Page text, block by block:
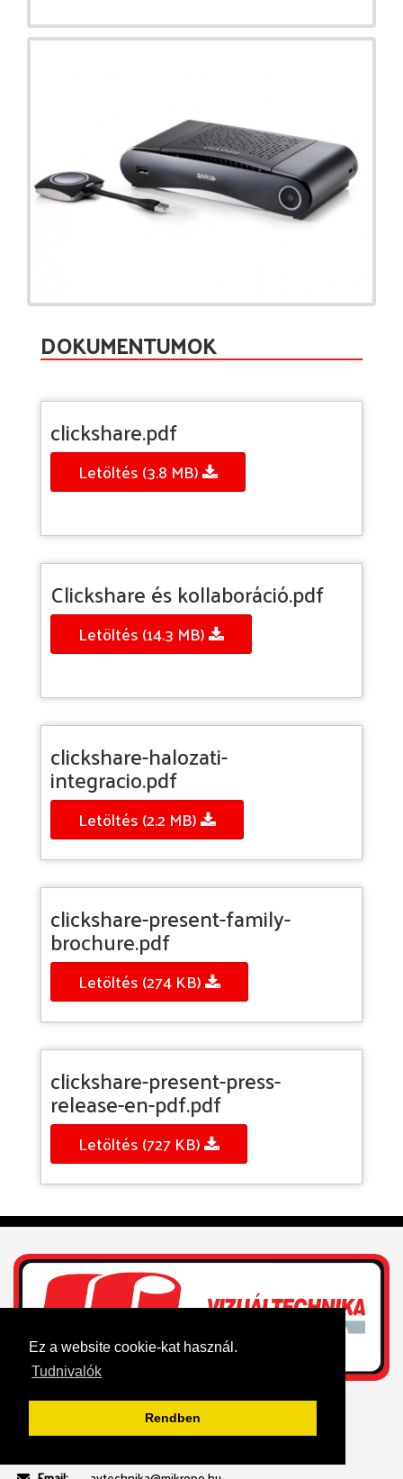
Ez a website cookie-kat használ.
Tudnivalók
Rendben
DOKUMENTUMOK
clickshare.pdf
Letöltés (3.8 MB)
Clickshare és kollaboráció.pdf
Letöltés (14.3 MB)
clickshare-halozati-
integracio.pdf
Letöltés (2.2 MB)
clickshare-present-family-
brochure.pdf
Letöltés (274 KB)
clickshare-present-press-
release-en-pdf.pdf
Letöltés (727 KB)
KAPCSOLAT
Cím:
1139 Budapest, Röppentyű utca 60.